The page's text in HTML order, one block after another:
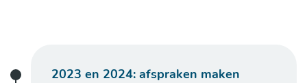
2023 en 2024: afspraken maken